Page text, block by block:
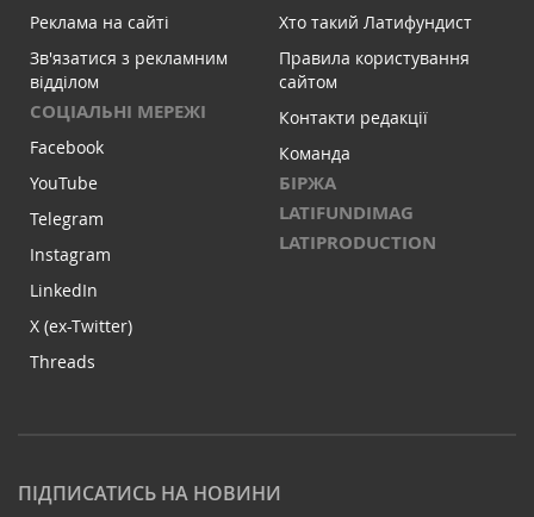
Реклама на сайті
Зв'язатися з рекламним
відділом
СОЦІАЛЬНІ МЕРЕЖІ
Facebook
YouTube
Telegram
Instagram
LinkedIn
X (ex-Twitter)
Threads
Хто такий Латифундист
Правила користування
сайтом
Контакти редакції
Команда
БІРЖА
LATIFUNDIMAG
LATIPRODUCTION
ПІДПИСАТИСЬ НА НОВИНИ